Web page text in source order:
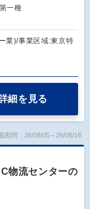
一種
業)/事業区域:東京特
細を見る
期間：26/08/05～26/08/18
物流センターの